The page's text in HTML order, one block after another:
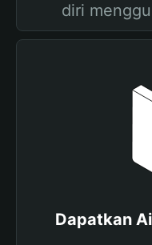
diri
Dapatkan